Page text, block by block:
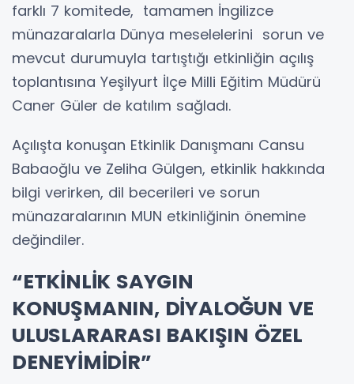
farklı 7 komitede, tamamen İngilizce
münazaralarla Dünya meselelerini sorun ve
mevcut durumuyla tartıştığı etkinliğin açılış
toplantısına Yeşilyurt İlçe Milli Eğitim Müdürü
Caner Güler de katılım sağladı.
Açılışta konuşan Etkinlik Danışmanı Cansu
Babaoğlu ve Zeliha Gülgen, etkinlik hakkında
bilgi verirken, dil becerileri ve sorun
münazaralarının MUN etkinliğinin önemine
değindiler.
“ETKİNLİK SAYGIN
KONUŞMANIN, DİYALOĞUN VE
ULUSLARARASI BAKIŞIN ÖZEL
DENEYİMİDİR”